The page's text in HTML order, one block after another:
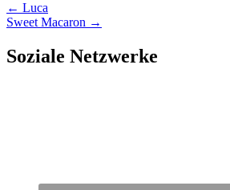
← Luca
Sweet Macaron →
Soziale Netzwerke